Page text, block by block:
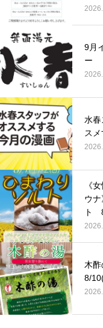
(木
9月
ー
水春
ス
《
ウ
ト
…
木
8/